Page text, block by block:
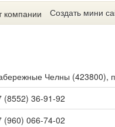
Создать мини
Челны (423800),
(8552) 36-91-92
(960) 066-74-02